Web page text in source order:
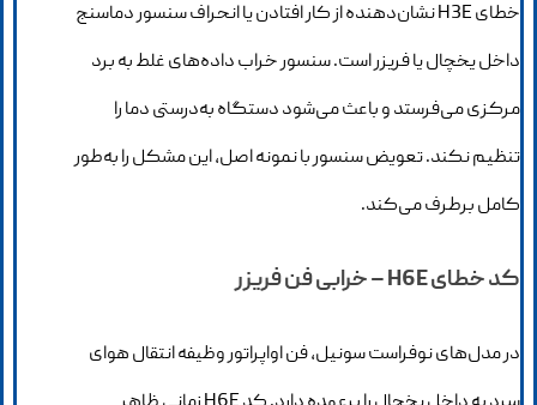
خطای H3E نشان‌دهنده از کار افتادن یا انحراف سنسور دماسنج
داخل یخچال یا فریزر است. سنسور خراب داده‌های غلط به برد
مرکزی می‌فرستد و باعث می‌شود دستگاه به‌درستی دما را
تنظیم نکند. تعویض سنسور با نمونه اصل، این مشکل را به‌طور
کامل برطرف می‌کند.
کد خطای H6E – خرابی فن فریزر
در مدل‌های نوفراست سونیل، فن اواپراتور وظیفه انتقال هوای